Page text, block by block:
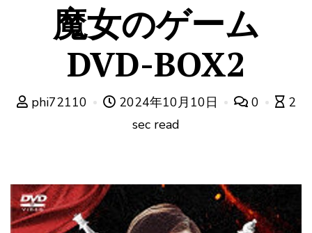
魔女のゲーム
DVD-BOX2
phi72110 2024年10月10日 0
2
sec read